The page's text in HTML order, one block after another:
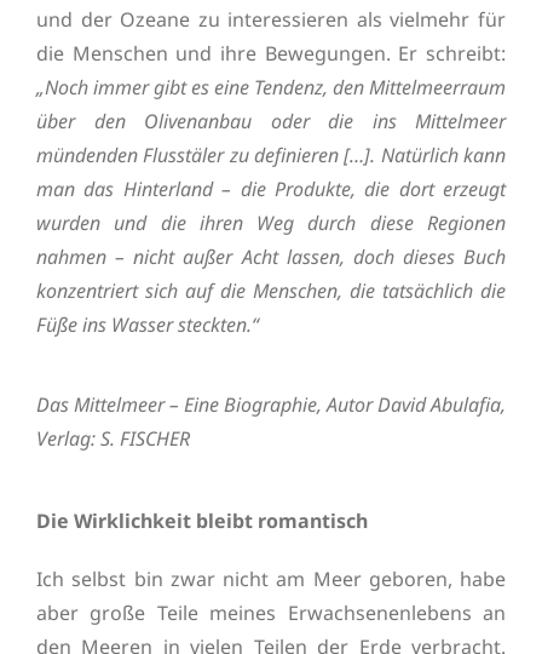
und der Ozeane zu interessieren als vielmehr für
die Menschen und ihre Bewegungen. Er schreibt:
„Noch immer gibt es eine Tendenz, den Mittelmeerraum
über den Olivenanbau oder die ins Mittelmeer
mündenden Flusstäler zu definieren […]. Natürlich kann
man das Hinterland – die Produkte, die dort erzeugt
wurden und die ihren Weg durch diese Regionen
nahmen – nicht außer Acht lassen, doch dieses Buch
konzentriert sich auf die Menschen, die tatsächlich die
Füße ins Wasser steckten.“
Das Mittelmeer – Eine Biographie, Autor David Abulafia,
Verlag: S. FISCHER
Die Wirklichkeit bleibt romantisch
Ich selbst bin zwar nicht am Meer geboren, habe
aber große Teile meines Erwachsenenlebens an
den Meeren in vielen Teilen der Erde verbracht.